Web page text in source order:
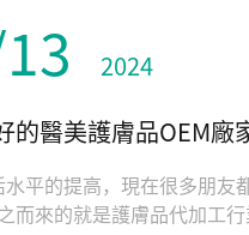
2024
水平的提高，現在很多朋友
而來的就是護膚品代加工